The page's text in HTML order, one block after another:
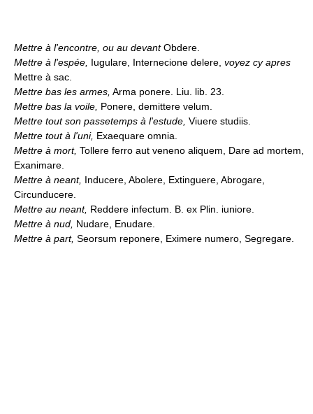
Mettre à l'encontre, ou au devantObdere.
Mettre à l'espée, Iugulare, Internecione delere, voyez cy apres
Mettre à sac.
Mettre bas les armes, Arma ponere. Liu. lib. 23.
Mettre bas la voile, Ponere, demittere velum.
Mettre tout son passetemps à l'estude, Viuere studiis.
Mettre tout à l'uni, Exaequare omnia.
Mettre à mort, Tollere ferro aut veneno aliquem, Dare ad mortem,
Exanimare.
Mettre à neant, Inducere, Abolere, Extinguere, Abrogare,
Circunducere.
Mettre au neant, Reddere infectum. B. ex Plin. iuniore.
Mettre à nud, Nudare, Enudare.
Mettre à part, Seorsum reponere, Eximere numero, Segregare.